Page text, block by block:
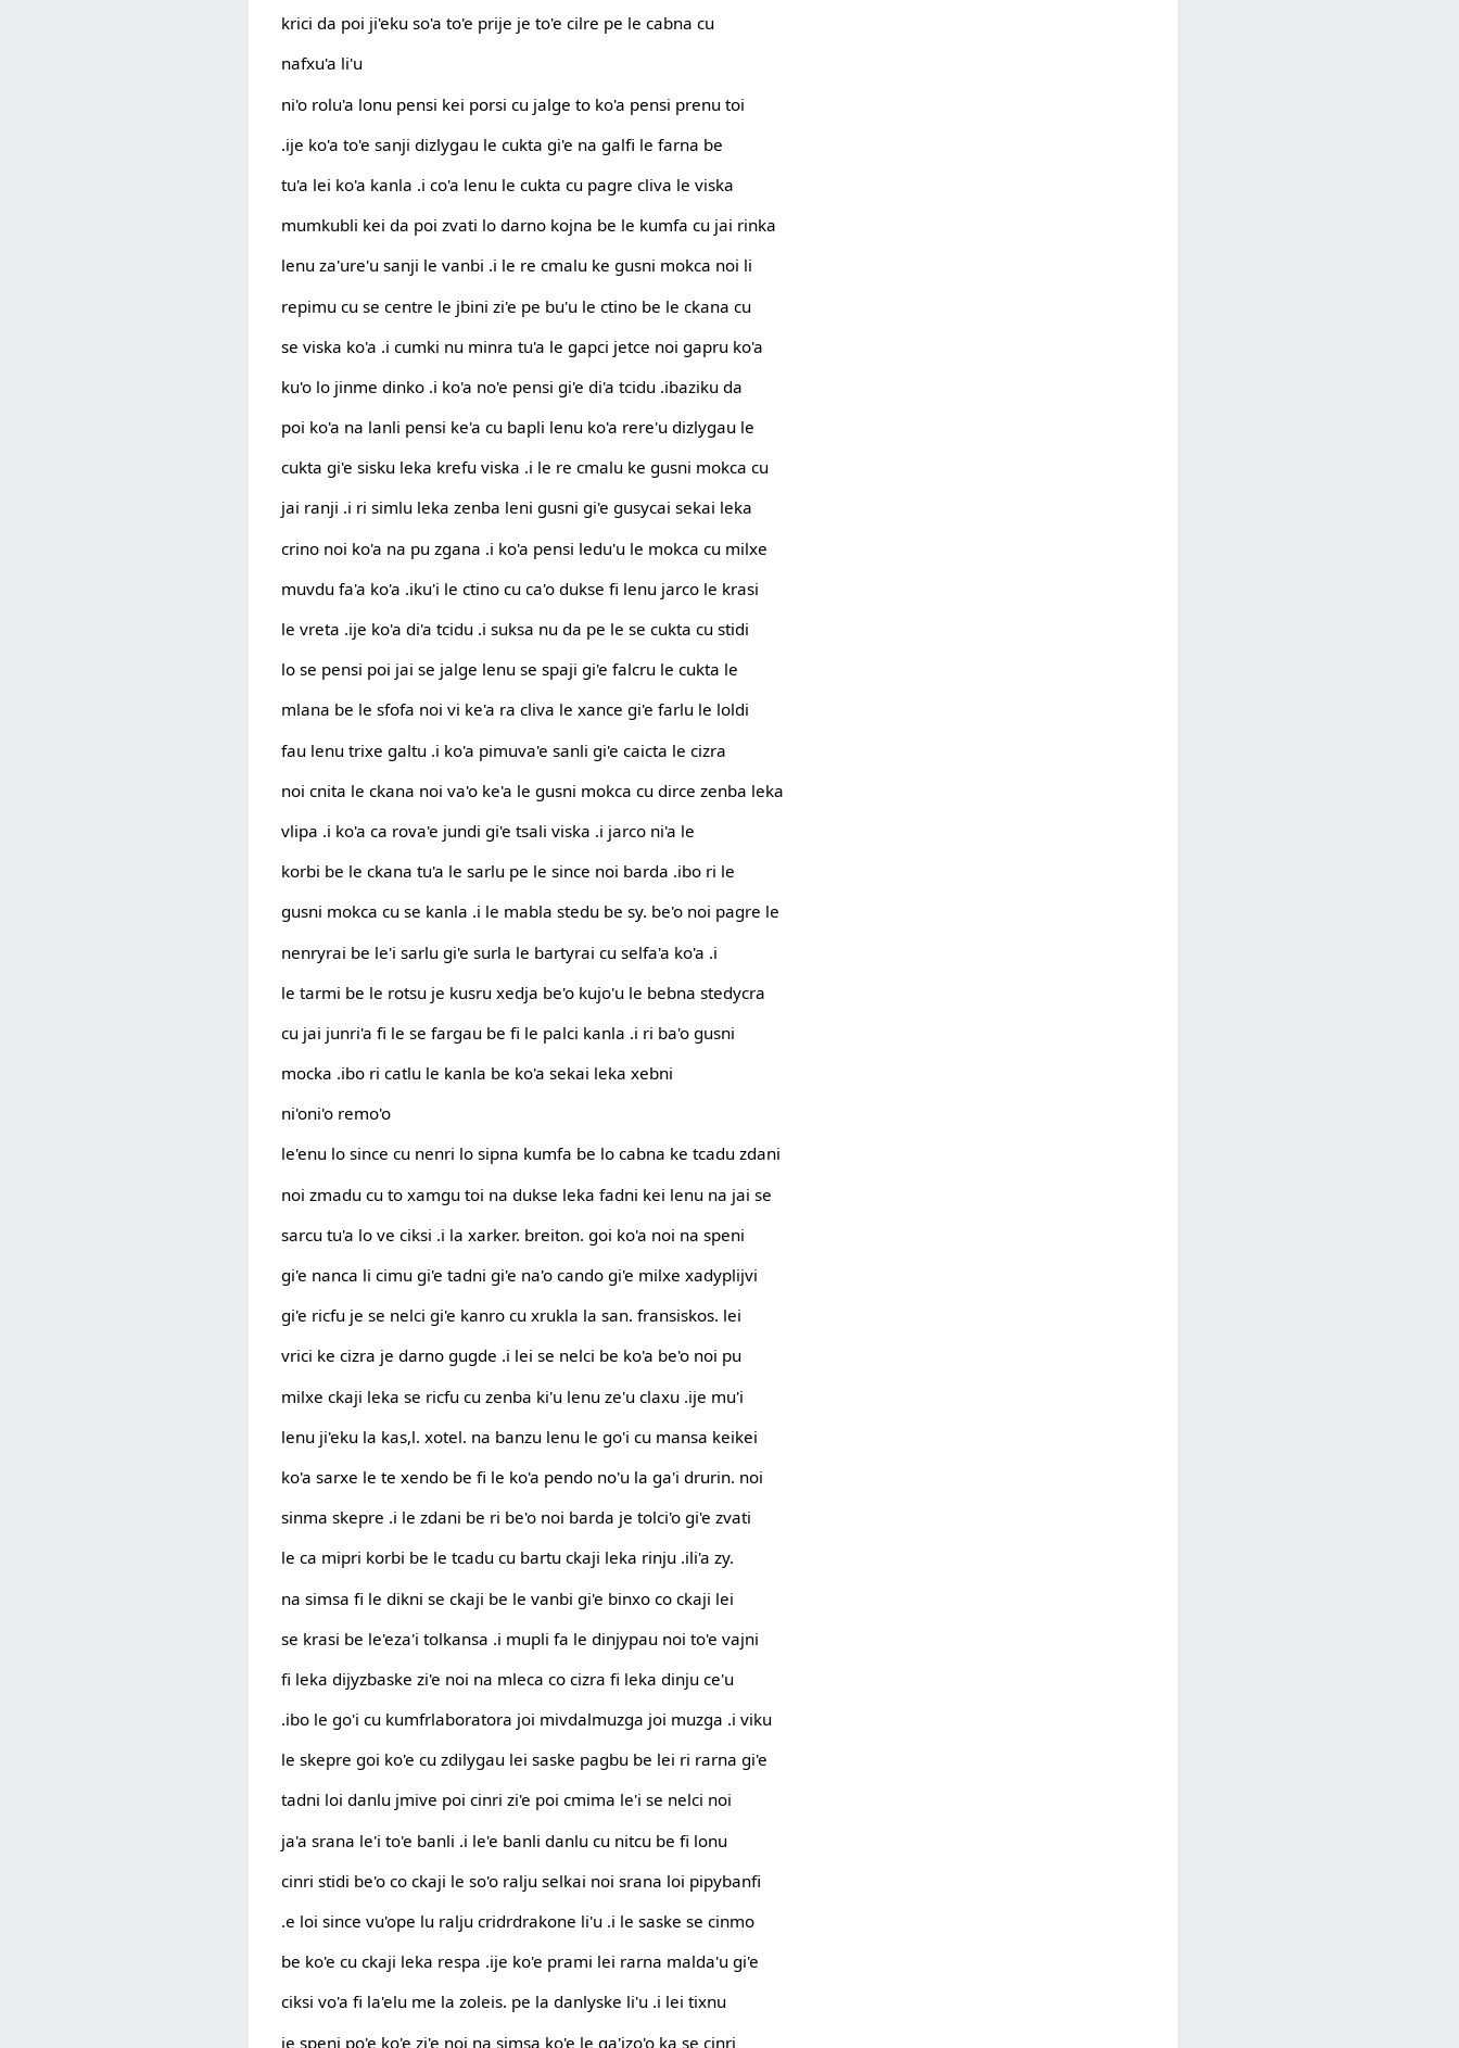
krici da poi ji'eku so'a to'e prije je to'e cilre pe le cabna cu
nafxu'a li'u
ni'o rolu'a lonu pensi kei porsi cu jalge to ko'a pensi prenu toi
.ije ko'a to'e sanji dizlygau le cukta gi'e na galfi le farna be
tu'a lei ko'a kanla .i co'a lenu le cukta cu pagre cliva le viska
mumkubli kei da poi zvati lo darno kojna be le kumfa cu jai rinka
lenu za'ure'u sanji le vanbi .i le re cmalu ke gusni mokca noi li
repimu cu se centre le jbini zi'e pe bu'u le ctino be le ckana cu
se viska ko'a .i cumki nu minra tu'a le gapci jetce noi gapru ko'a
ku'o lo jinme dinko .i ko'a no'e pensi gi'e di'a tcidu .ibaziku da
poi ko'a na lanli pensi ke'a cu bapli lenu ko'a rere'u dizlygau le
cukta gi'e sisku leka krefu viska .i le re cmalu ke gusni mokca cu
jai ranji .i ri simlu leka zenba leni gusni gi'e gusycai sekai leka
crino noi ko'a na pu zgana .i ko'a pensi ledu'u le mokca cu milxe
muvdu fa'a ko'a .iku'i le ctino cu ca'o dukse fi lenu jarco le krasi
le vreta .ije ko'a di'a tcidu .i suksa nu da pe le se cukta cu stidi
lo se pensi poi jai se jalge lenu se spaji gi'e falcru le cukta le
mlana be le sfofa noi vi ke'a ra cliva le xance gi'e farlu le loldi
fau lenu trixe galtu .i ko'a pimuva'e sanli gi'e caicta le cizra
noi cnita le ckana noi va'o ke'a le gusni mokca cu dirce zenba leka
vlipa .i ko'a ca rova'e jundi gi'e tsali viska .i jarco ni'a le
korbi be le ckana tu'a le sarlu pe le since noi barda .ibo ri le
gusni mokca cu se kanla .i le mabla stedu be sy. be'o noi pagre le
nenryrai be le'i sarlu gi'e surla le bartyrai cu selfa'a ko'a .i
le tarmi be le rotsu je kusru xedja be'o kujo'u le bebna stedycra
cu jai junri'a fi le se fargau be fi le palci kanla .i ri ba'o gusni
mocka .ibo ri catlu le kanla be ko'a sekai leka xebni
ni'oni'o remo'o
le'enu lo since cu nenri lo sipna kumfa be lo cabna ke tcadu zdani
noi zmadu cu to xamgu toi na dukse leka fadni kei lenu na jai se
sarcu tu'a lo ve ciksi .i la xarker. breiton. goi ko'a noi na speni
gi'e nanca li cimu gi'e tadni gi'e na'o cando gi'e milxe xadyplijvi
gi'e ricfu je se nelci gi'e kanro cu xrukla la san. fransiskos. lei
vrici ke cizra je darno gugde .i lei se nelci be ko'a be'o noi pu
milxe ckaji leka se ricfu cu zenba ki'u lenu ze'u claxu .ije mu'i
lenu ji'eku la kas,l. xotel. na banzu lenu le go'i cu mansa keikei
ko'a sarxe le te xendo be fi le ko'a pendo no'u la ga'i drurin. noi
sinma skepre .i le zdani be ri be'o noi barda je tolci'o gi'e zvati
le ca mipri korbi be le tcadu cu bartu ckaji leka rinju .ili'a zy.
na simsa fi le dikni se ckaji be le vanbi gi'e binxo co ckaji lei
se krasi be le'eza'i tolkansa .i mupli fa le dinjypau noi to'e vajni
fi leka dijyzbaske zi'e noi na mleca co cizra fi leka dinju ce'u
.ibo le go'i cu kumfrlaboratora joi mivdalmuzga joi muzga .i viku
le skepre goi ko'e cu zdilygau lei saske pagbu be lei ri rarna gi'e
tadni loi danlu jmive poi cinri zi'e poi cmima le'i se nelci noi
ja'a srana le'i to'e banli .i le'e banli danlu cu nitcu be fi lonu
cinri stidi be'o co ckaji le so'o ralju selkai noi srana loi pipybanfi
.e loi since vu'ope lu ralju cridrdrakone li'u .i le saske se cinmo
be ko'e cu ckaji leka respa .ije ko'e prami lei rarna malda'u gi'e
ciksi vo'a fi la'elu me la zoleis. pe la danlyske li'u .i lei tixnu
je speni po'e ko'e zi'e noi na simsa ko'e le ga'izo'o ka se cinri